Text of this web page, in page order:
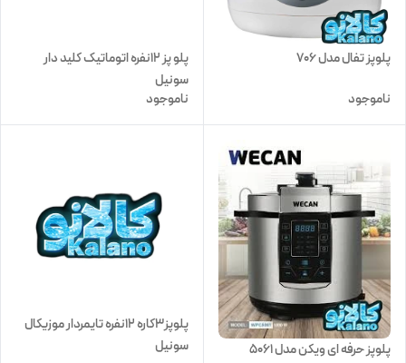
پلوپز تفال مدل 706
ناموجود
پلو پز 12نفره اتوماتیک کلید دار
سونیل
ناموجود
پلوپز حرفه ای ویکن مدل 5061
پلوپز3کاره 12نفره تایمردار موزیکال
سونیل